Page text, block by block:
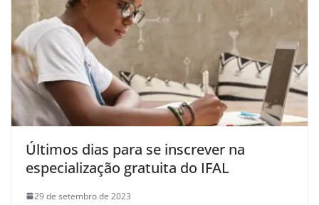
Últimos dias para se inscrever na
especialização gratuita do IFAL
29 de setembro de 2023